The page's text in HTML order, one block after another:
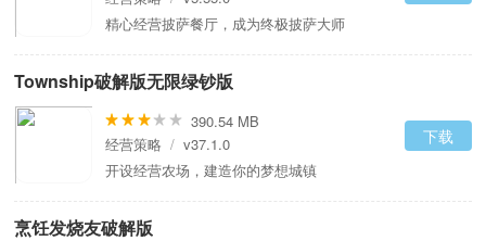
精心经营披萨餐厅，成为终极披萨大师
Township破解版无限绿钞版
390.54 MB
经营策略 / v37.1.0
开设经营农场，建造你的梦想城镇
下载
烹饪发烧友破解版